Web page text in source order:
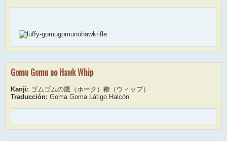
Gomu Gomu no Hawk Whip
Kanji: ゴムゴムの鷹（ホーク）鞭（ウィップ）
Traducción: Goma Goma Látigo Halcón